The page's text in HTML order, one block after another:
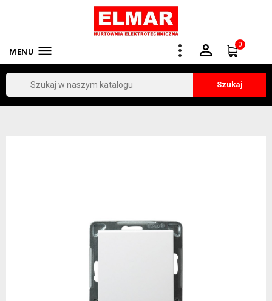
MENU  0

Szukaj